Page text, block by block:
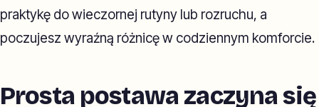
praktykę do wieczornej rutyny lub rozruchu, a
poczujesz wyraźną różnicę w codziennym komforcie.
Prosta postawa zaczyna się